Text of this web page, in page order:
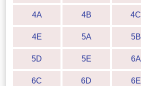
4A 4B 4C
4E 5A 5B
5D 5E 6A
6C 6D 6E